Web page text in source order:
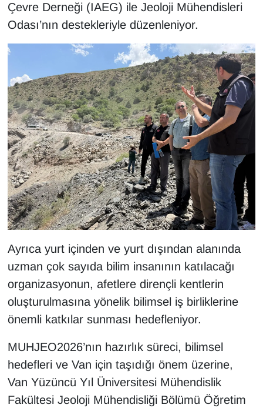
Çevre Derneği (IAEG) ile Jeoloji Mühendisleri
Odası’nın destekleriyle düzenleniyor.
Ayrıca yurt içinden ve yurt dışından alanında
uzman çok sayıda bilim insanının katılacağı
organizasyonun, afetlere dirençli kentlerin
oluşturulmasına yönelik bilimsel iş birliklerine
önemli katkılar sunması hedefleniyor.
MUHJEO2026’nın hazırlık süreci, bilimsel
hedefleri ve Van için taşıdığı önem üzerine,
Van Yüzüncü Yıl Üniversitesi Mühendislik
Fakültesi Jeoloji Mühendisliği Bölümü Öğretim
POLİTİKA
RÖPORTAJ
SAĞLIK
Seri İlan
Sinema - TV
SİYASET
SPOR
TEBRİK
TEKNOLOJİ
Turizm
Vasıta
YAŞAM